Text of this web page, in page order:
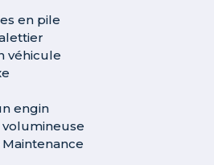
en pile
véhicule
engin